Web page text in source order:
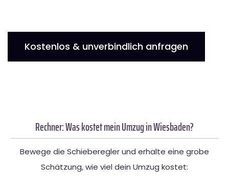
Kostenlos & unverbindlich anfragen
Rechner: Was kostet mein Umzug in Wiesbaden?
Bewege die Schieberegler und erhalte eine grobe
Schätzung, wie viel dein Umzug kostet: